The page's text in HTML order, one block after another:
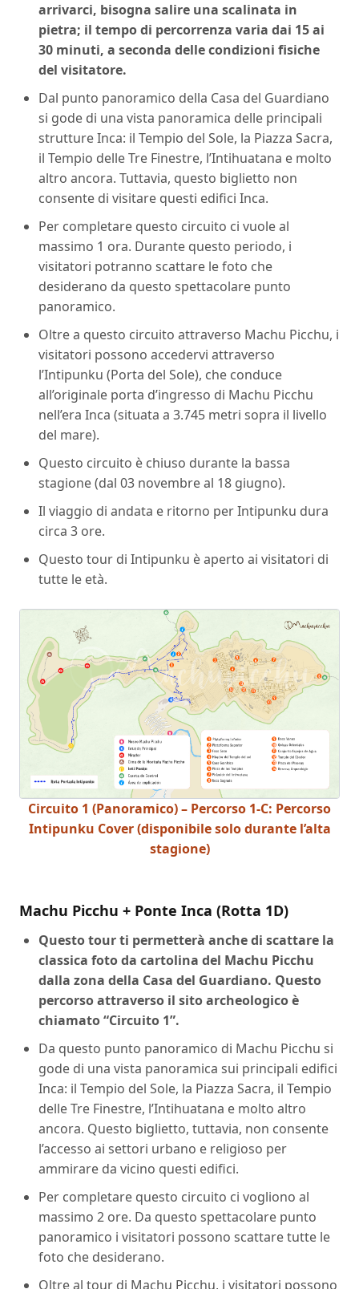
arrivarci, bisogna salire una scalinata in
pietra; il tempo di percorrenza varia dai 15 ai
30 minuti, a seconda delle condizioni fisiche
del visitatore.
Dal punto panoramico della Casa del Guardiano
si gode di una vista panoramica delle principali
strutture Inca: il Tempio del Sole, la Piazza Sacra,
il Tempio delle Tre Finestre, l’Intihuatana e molto
altro ancora. Tuttavia, questo biglietto non
consente di visitare questi edifici Inca.
Per completare questo circuito ci vuole al
massimo 1 ora. Durante questo periodo, i
visitatori potranno scattare le foto che
desiderano da questo spettacolare punto
panoramico.
Oltre a questo circuito attraverso Machu Picchu, i
visitatori possono accedervi attraverso
l’Intipunku (Porta del Sole), che conduce
all’originale porta d’ingresso di Machu Picchu
nell’era Inca (situata a 3.745 metri sopra il livello
del mare).
Questo circuito è chiuso durante la bassa
stagione (dal 03 novembre al 18 giugno).
Il viaggio di andata e ritorno per Intipunku dura
circa 3 ore.
Questo tour di Intipunku è aperto ai visitatori di
tutte le età.
Circuito 1 (Panoramico) – Percorso 1-C: Percorso
Intipunku Cover (disponibile solo durante l’alta
stagione)
Machu Picchu + Ponte Inca (Rotta 1D)
Questo tour ti permetterà anche di scattare la
classica foto da cartolina del Machu Picchu
dalla zona della Casa del Guardiano. Questo
percorso attraverso il sito archeologico è
chiamato “Circuito 1”.
Da questo punto panoramico di Machu Picchu si
gode di una vista panoramica sui principali edifici
Inca: il Tempio del Sole, la Piazza Sacra, il Tempio
delle Tre Finestre, l’Intihuatana e molto altro
ancora. Questo biglietto, tuttavia, non consente
l’accesso ai settori urbano e religioso per
ammirare da vicino questi edifici.
Per completare questo circuito ci vogliono al
massimo 2 ore. Da questo spettacolare punto
panoramico i visitatori possono scattare tutte le
foto che desiderano.
Oltre al tour di Machu Picchu, i visitatori possono